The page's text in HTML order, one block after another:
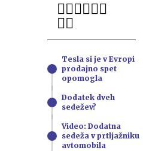
Tesla si je v Evropi
prodajno spet
opomogla
Dodatek dveh
sedežev?
Video: Dodatna
sedeža v prtljažniku
avtomobila